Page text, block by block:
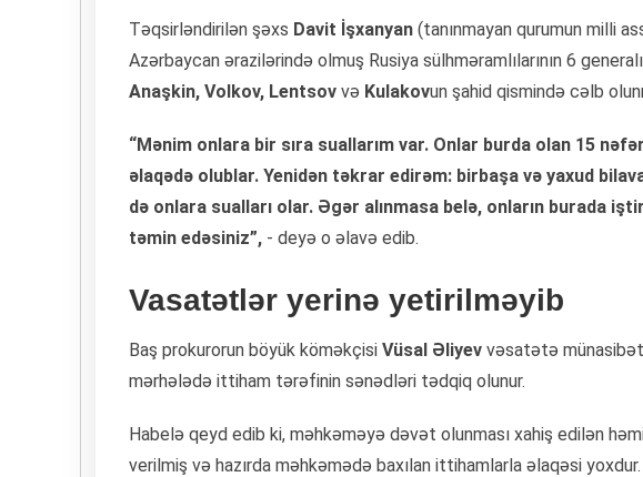
Təqsirləndirilən şəxs Davit İşxanyan (tanınmayan qurumun milli
Azərbaycan ərazilərində olmuş Rusiya sülhməramlılarının 6
Anaşkin, Volkov, Lentsov və Kulakovun şahid qismində cəlb
“Mənim onlara bir sıra suallarım var. Onlar burda olan 15
əlaqədə olublar. Yenidən təkrar edirəm: birbaşa və yaxud
də onlara sualları olar. Əgər alınmasa belə, onların burada
təmin edəsiniz”, - deyə o əlavə edib.
Vasatətlər yerinə yetirilməyib
Baş prokurorun böyük köməkçisi Vüsal Əliyev vəsatətə münasibət
mərhələdə ittiham tərəfinin sənədləri tədqiq olunur.
Habelə qeyd edib ki, məhkəməyə dəvət olunması xahiş edilən
verilmiş və hazırda məhkəmədə baxılan ittihamlarla əlaqəsi yoxdur.